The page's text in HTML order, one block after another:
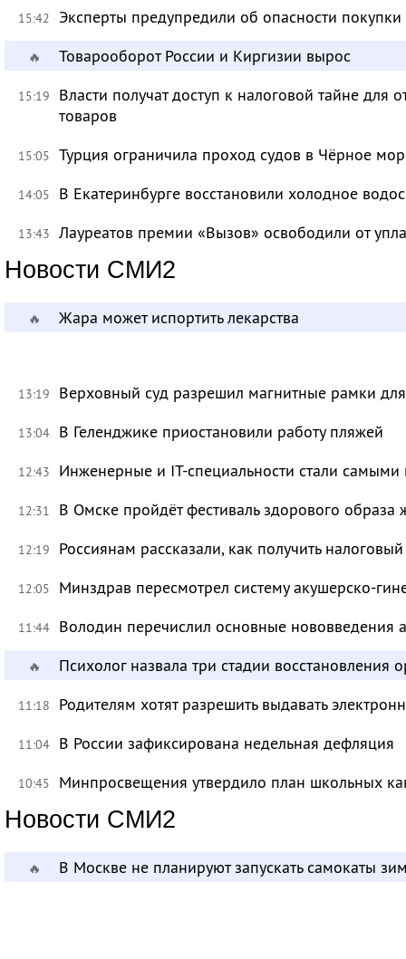
15:42 Эксперты предупредили об опасности
🔥 Товарооборот России и Киргизии вырос
15:19
Власти получат доступ к налоговой тайне для
товаров
15:05 Турция ограничила проход судов в Чёрное
14:05 В Екатеринбурге восстановили холодное
13:43 Лауреатов премии «Вызов» освободили от
Новости СМИ2
🔥 Жара может испортить лекарства
13:19 Верховный суд разрешил магнитные рамки
13:04 В Геленджике приостановили работу пляжей
12:43 Инженерные и IT-специальности стали
12:31 В Омске пройдёт фестиваль здорового
12:19 Россиянам рассказали, как получить
12:05 Минздрав пересмотрел систему акушерско-
11:44 Володин перечислил основные нововведения
🔥 Психолог назвала три стадии восстановления
11:18 Родителям хотят разрешить выдавать
11:04 В России зафиксирована недельная дефляция
10:45 Минпросвещения утвердило план школьных
Новости СМИ2
🔥 В Москве не планируют запускать самокаты